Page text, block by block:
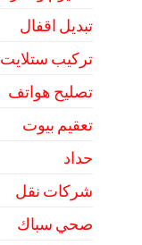
تبديل اقفال
تركيب ستلايت
تصليح هواتف
تعقيم بيوت
حداد
شركات نقل
صحي سباك